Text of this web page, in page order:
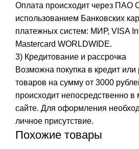
Оплата происходит через
использованием Банковских
платежных систем: МИР, VISA
Mastercard WORLDWIDE.
3) Кредитование и рассрочка
Возможна покупка в кредит
товаров на сумму от 3000
происходит непосредственно в
сайте. Для оформления
личное присутствие.
Похожие товары